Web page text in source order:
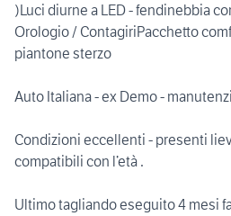
)Luci diurne a LED - fendinebbia
Orologio / ContagiriPacchetto
piantone sterzo
Auto Italiana - ex Demo -
Condizioni eccellenti - presenti
compatibili con l’età .
Ultimo tagliando eseguito 4 mesi